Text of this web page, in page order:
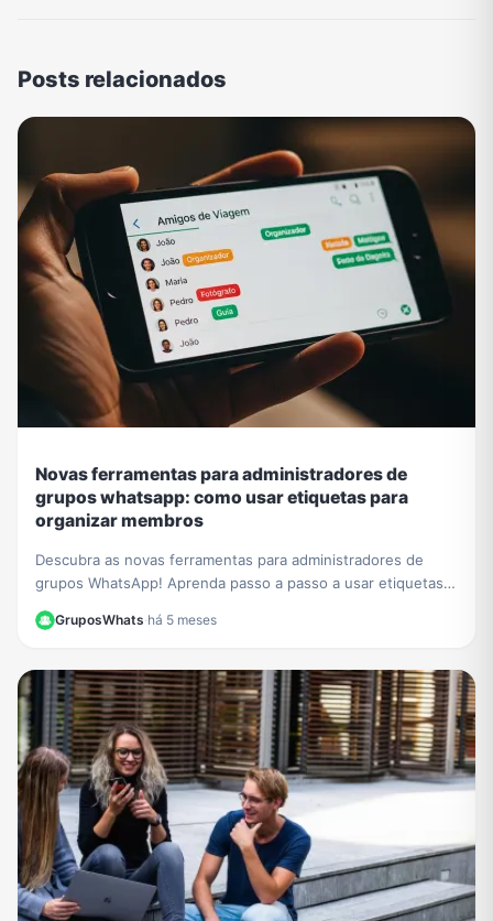
Posts relacionados
Novas ferramentas para administradores de
grupos whatsapp: como usar etiquetas para
organizar membros
Descubra as novas ferramentas para administradores de
grupos WhatsApp! Aprenda passo a passo a usar etiquetas
para organizar membros e otimizar sua gestão.
GruposWhats·há 5 meses